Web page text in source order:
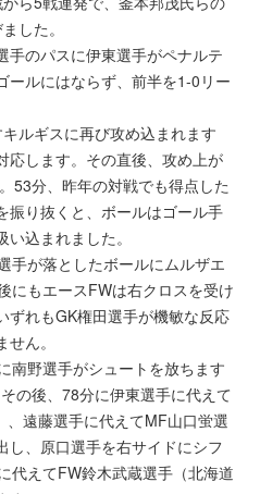
した。
手のパスに伊東選手がペナルテ
ールにはならず、前半を1-0リー
ルギスに再び攻め込まれます
応します。その直後、攻め上が
53分、昨年の対戦でも得点した
振り抜くと、ボールはゴール手
込まれました。
手が落としたボールにムルザエ
にもエースFWは右クロスを受け
ずれもGK権田選手が機敏な反応
ん。
南野選手がシュートを放ちます
の後、78分に伊東選手に代えて
遠藤選手に代えてMF山口蛍選
し、原口選手を右サイドにシフ
代えてFW鈴木武蔵選手（北海道